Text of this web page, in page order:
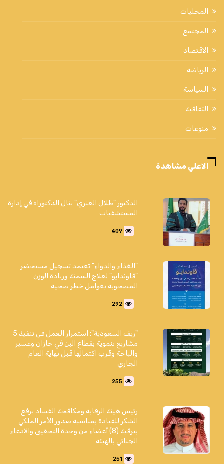
المحليات
المجتمع
الاقتصاد
الرياضة
السياسة
الثقافية
منوعات
الاعلي مشاهدة
الدكتور "طلال العنزي" ينال الدكتوراه في إدارة
المستشفيات
409
"الغذاء والدواء" تعتمد تسجيل مستحضر
"فاوندايو" لعلاج السمنة وزيادة الوزن
المصحوبة بعوامل خطر صحية
292
"ريف السعودية": استمرار العمل في تنفيذ 5
مشاريع تنموية بقطاع البن في جازان وعسير
والباحة وقُرب اكتمالها قبل نهاية العام
الجاري
255
رئيس هيئة الرقابة ومكافحة الفساد يرفع
الشكر للقيادة بمناسبة صدور الأمر الملكي
بترقية (8) أعضاء من وحدة التحقيق والادعاء
الجنائي بالهيئة
251